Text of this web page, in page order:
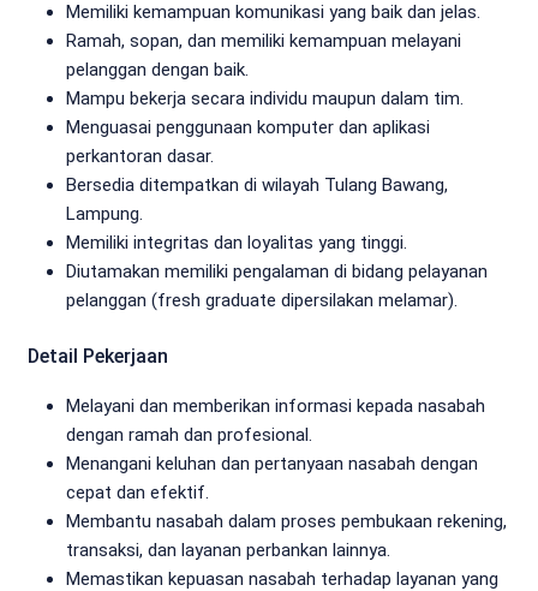
Memiliki kemampuan komunikasi yang baik dan jelas.
Ramah, sopan, dan memiliki kemampuan melayani
pelanggan dengan baik.
Mampu bekerja secara individu maupun dalam tim.
Menguasai penggunaan komputer dan aplikasi
perkantoran dasar.
Bersedia ditempatkan di wilayah Tulang Bawang,
Lampung.
Memiliki integritas dan loyalitas yang tinggi.
Diutamakan memiliki pengalaman di bidang pelayanan
pelanggan (fresh graduate dipersilakan melamar).
Detail Pekerjaan
Melayani dan memberikan informasi kepada nasabah
dengan ramah dan profesional.
Menangani keluhan dan pertanyaan nasabah dengan
cepat dan efektif.
Membantu nasabah dalam proses pembukaan rekening,
transaksi, dan layanan perbankan lainnya.
Memastikan kepuasan nasabah terhadap layanan yang